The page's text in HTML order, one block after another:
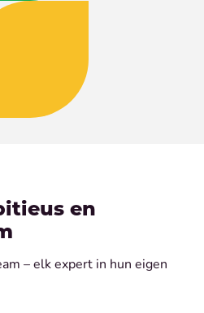
en
– elk expert in hun eigen